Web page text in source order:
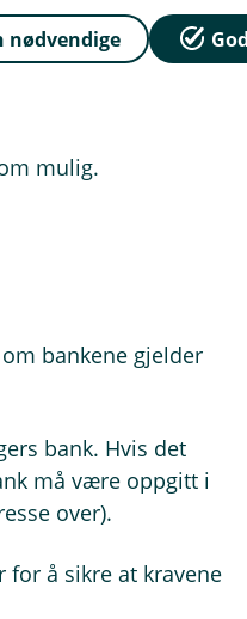
er minstekravet
2-bokstavskode).
egne
og
mulig.
bankene gjelder
bank. Hvis det
må være oppgitt i
over).
å sikre at kravene
nødvendige